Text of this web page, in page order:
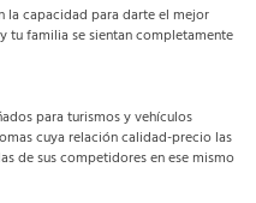
la capacidad para darte el mejor
tu familia se sientan completamente
para turismos y vehículos
cuya relación calidad-precio las
de sus competidores en ese mismo